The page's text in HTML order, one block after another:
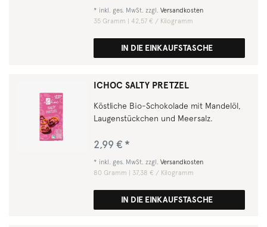
* inkl. ges. MwSt. zzgl.Versandkosten
35 Gramm | 42,57 € / Kilogramm
IN DIE EINKAUFSTASCHE
ICHOC SALTY PRETZEL
Köstliche Bio-Schokolade mit Mandelöl,
Laugenstückchen und Meersalz.
2,99 € *
* inkl. ges. MwSt. zzgl.Versandkosten
80 Gramm | 37,38 € / Kilogramm
IN DIE EINKAUFSTASCHE